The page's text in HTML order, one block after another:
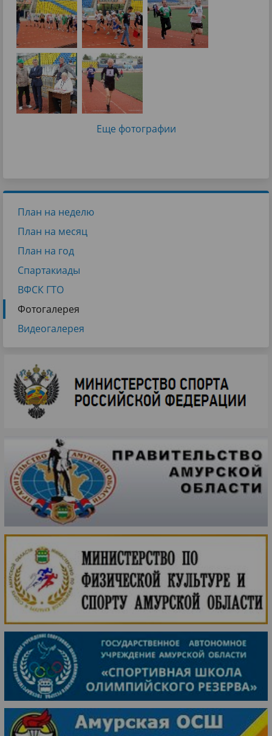
Еще фотографии
План на неделю
План на месяц
План на год
Спартакиады
ВФСК ГТО
Фотогалерея
Видеогалерея